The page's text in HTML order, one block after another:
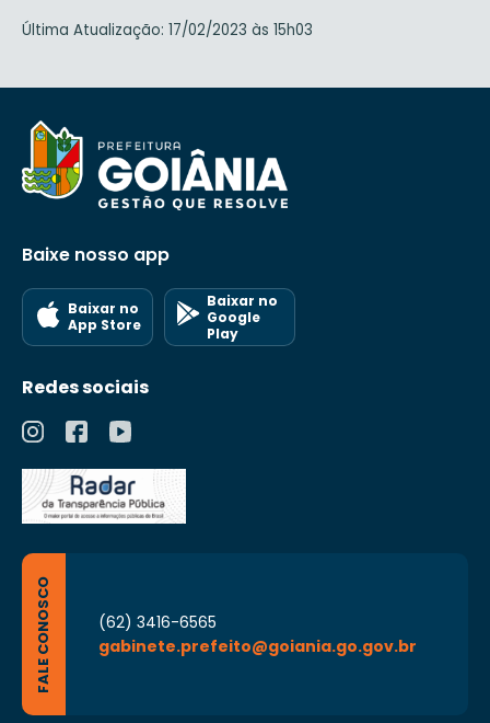
Última Atualização: 17/02/2023 às 15h03
Baixe nosso app
Baixar no
App Store
Baixar no
Google
Play
Redes sociais
FALE CONOSCO
(62) 3416-6565
gabinete.prefeito@goiania.go.gov.br